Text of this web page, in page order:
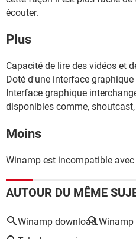
écouter.
Plus
Capacité de lire des vidéos et
Doté d'une interface
Interface graphique
disponibles comme,
Moins
Winamp est incompatible
AUTOUR DU MÊME
Winamp download